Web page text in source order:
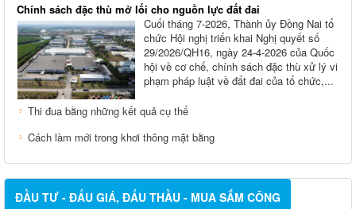
Chính sách đặc thù mở lối cho nguồn lực đất đai
Cuối tháng 7-2026, Thành ủy Ðồng Nai tổ
chức Hội nghị triển khai Nghị quyết số
29/2026/QH16, ngày 24-4-2026 của Quốc
hội về cơ chế, chính sách đặc thù xử lý vi
phạm pháp luật về đất đai của tổ chức,...
Thi đua bằng những kết quả cụ thể
Cách làm mới trong khơi thông mặt bằng
ĐẦU TƯ - ĐẤU GIÁ, ĐẤU THẦU - MUA SẮM CÔNG